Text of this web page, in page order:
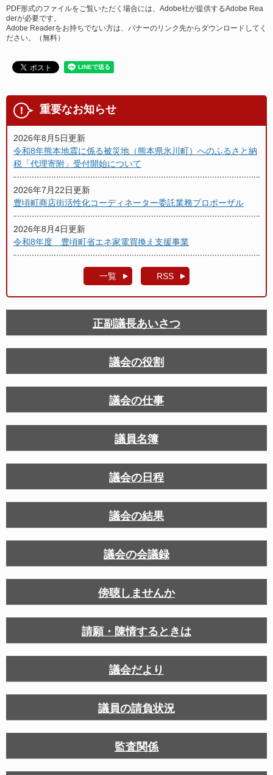
PDF形式のファイルをご覧いただく場合には、Adobe社が提供するAdobe Rea
derが必要です。
Adobe Readerをお持ちでない方は、バナーのリンク先からダウンロードしてく
ださい。（無料）
重要なお知らせ
2026年8月5日更新
令和8年熊本地震に係る被災地（熊本県氷川町）へのふるさと納
税「代理寄附」受付開始について
2026年7月22日更新
豊頃町商店街活性化コーディネーター委託業務プロポーザル
2026年8月4日更新
令和8年度 豊頃町省エネ家電買換え支援事業
一覧 RSS
正副議長あいさつ
議会の役割
議会の仕事
議員名簿
議会の日程
議会の結果
議会の会議録
傍聴しませんか
請願・陳情するときは
議会だより
議員の請負状況
監査関係